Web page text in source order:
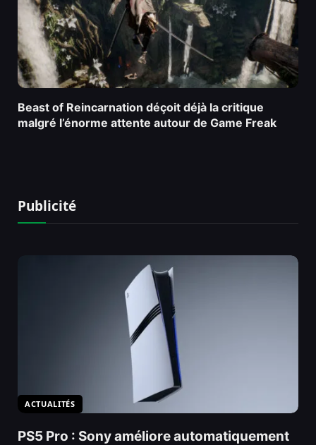
Beast of Reincarnation déçoit déjà la critique
malgré l’énorme attente autour de Game Freak
Publicité
ACTUALITÉS
PS5 Pro : Sony améliore automatiquement